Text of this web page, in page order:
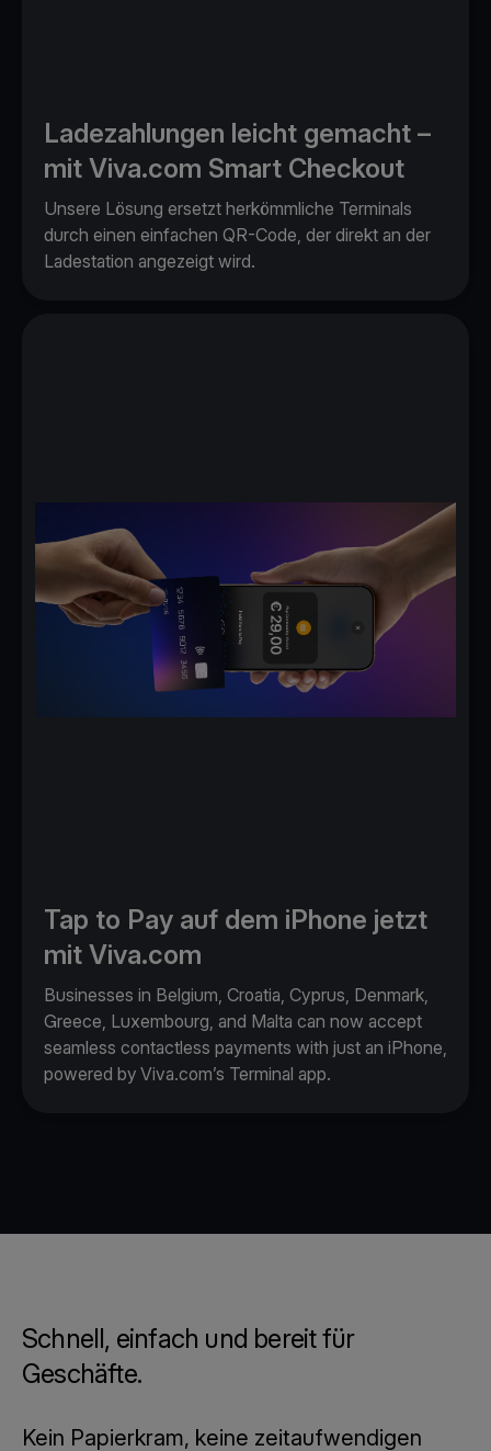
Ladezahlungen leicht gemacht –
mit Viva.com Smart Checkout
Unsere Lösung ersetzt herkömmliche Terminals
durch einen einfachen QR-Code, der direkt an der
Ladestation angezeigt wird.
Tap to Pay auf dem iPhone jetzt
mit Viva.com
Businesses in Belgium, Croatia, Cyprus, Denmark,
Greece, Luxembourg, and Malta can now accept
seamless contactless payments with just an iPhone,
powered by Viva.com’s Terminal app.
Schnell, einfach und bereit für
Geschäfte.
Kein Papierkram, keine zeitaufwendigen